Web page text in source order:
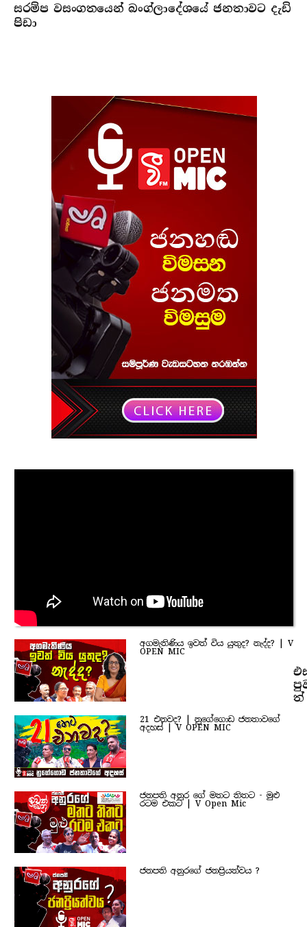
සරම්ප වසංගතයෙන් බංග්ලාදේශයේ ජනතාවට දැඩි
පිඩා
අගමැතිණිය ඉවත් විය යුතුද? නැද්ද? | V
OPEN MIC
21 එනවද? | නුගේගොඩ ජනතාවගේ
අදහස් | V OPEN MIC
ජනපති අනුර ගේ මතට තිතට - මුළු
රටම එකට | V Open Mic
ජනපති අනුරගේ ජනප්‍රියත්වය ?
ත්